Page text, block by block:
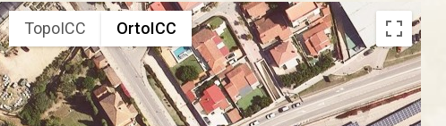
TopoICC OrtoICC